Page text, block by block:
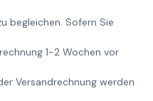
begleichen. Sofern Sie
1-2 Wochen vor
Versandrechnung werden